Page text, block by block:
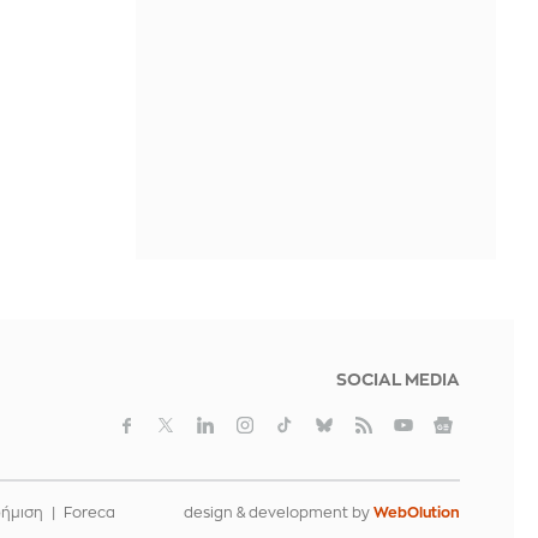
SOCIAL MEDIA
Foreca design & development by WebOlution